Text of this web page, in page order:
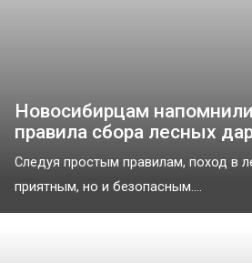
Новосибирцам
правила сбора лесных
Следуя простым правилам, поход в
приятным, но и безопасным....